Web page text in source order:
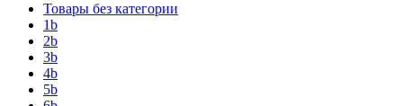
Товары без категории
1b
2b
3b
4b
5b